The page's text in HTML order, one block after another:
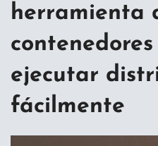
herramienta
ejecutar
fácilmente